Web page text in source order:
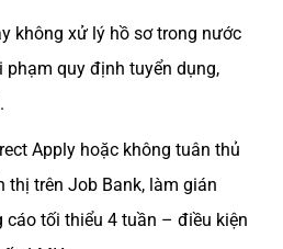
không xử lý hồ sơ trong nước
phạm quy định tuyển dụng,
Apply hoặc không tuân thủ
thị trên Job Bank, làm gián
tối thiểu 4 tuần – điều kiện